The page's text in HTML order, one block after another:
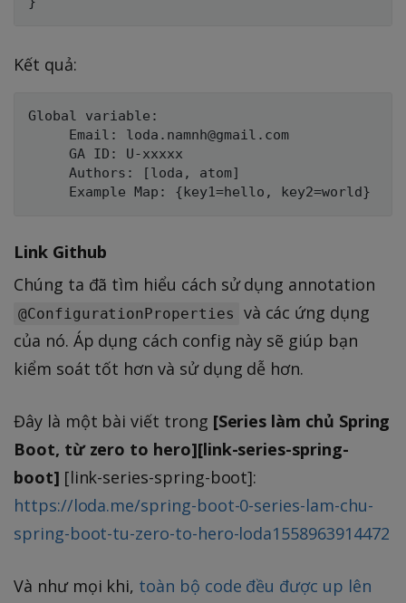
Kết quả:
Global variable:
Link Github
Chúng ta đã tìm hiểu cách sử dụng annotation
@ConfigurationProperties
và các ứng dụng
của nó. Áp dụng cách config này sẽ giúp bạn
kiểm soát tốt hơn và sử dụng dễ hơn.
Đây là một bài viết trong [Series làm chủ Spring
Boot, từ zero to hero][link-series-spring-
boot] [link-series-spring-boot]:
https://loda.me/spring-boot-0-series-lam-chu-
spring-boot-tu-zero-to-hero-loda1558963914472
Và như mọi khi, toàn bộ code đều được up lên